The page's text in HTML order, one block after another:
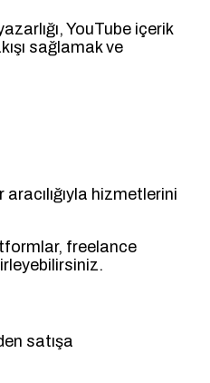
YouTube içerik
sağlamak ve
hizmetlerini
freelance
satışa